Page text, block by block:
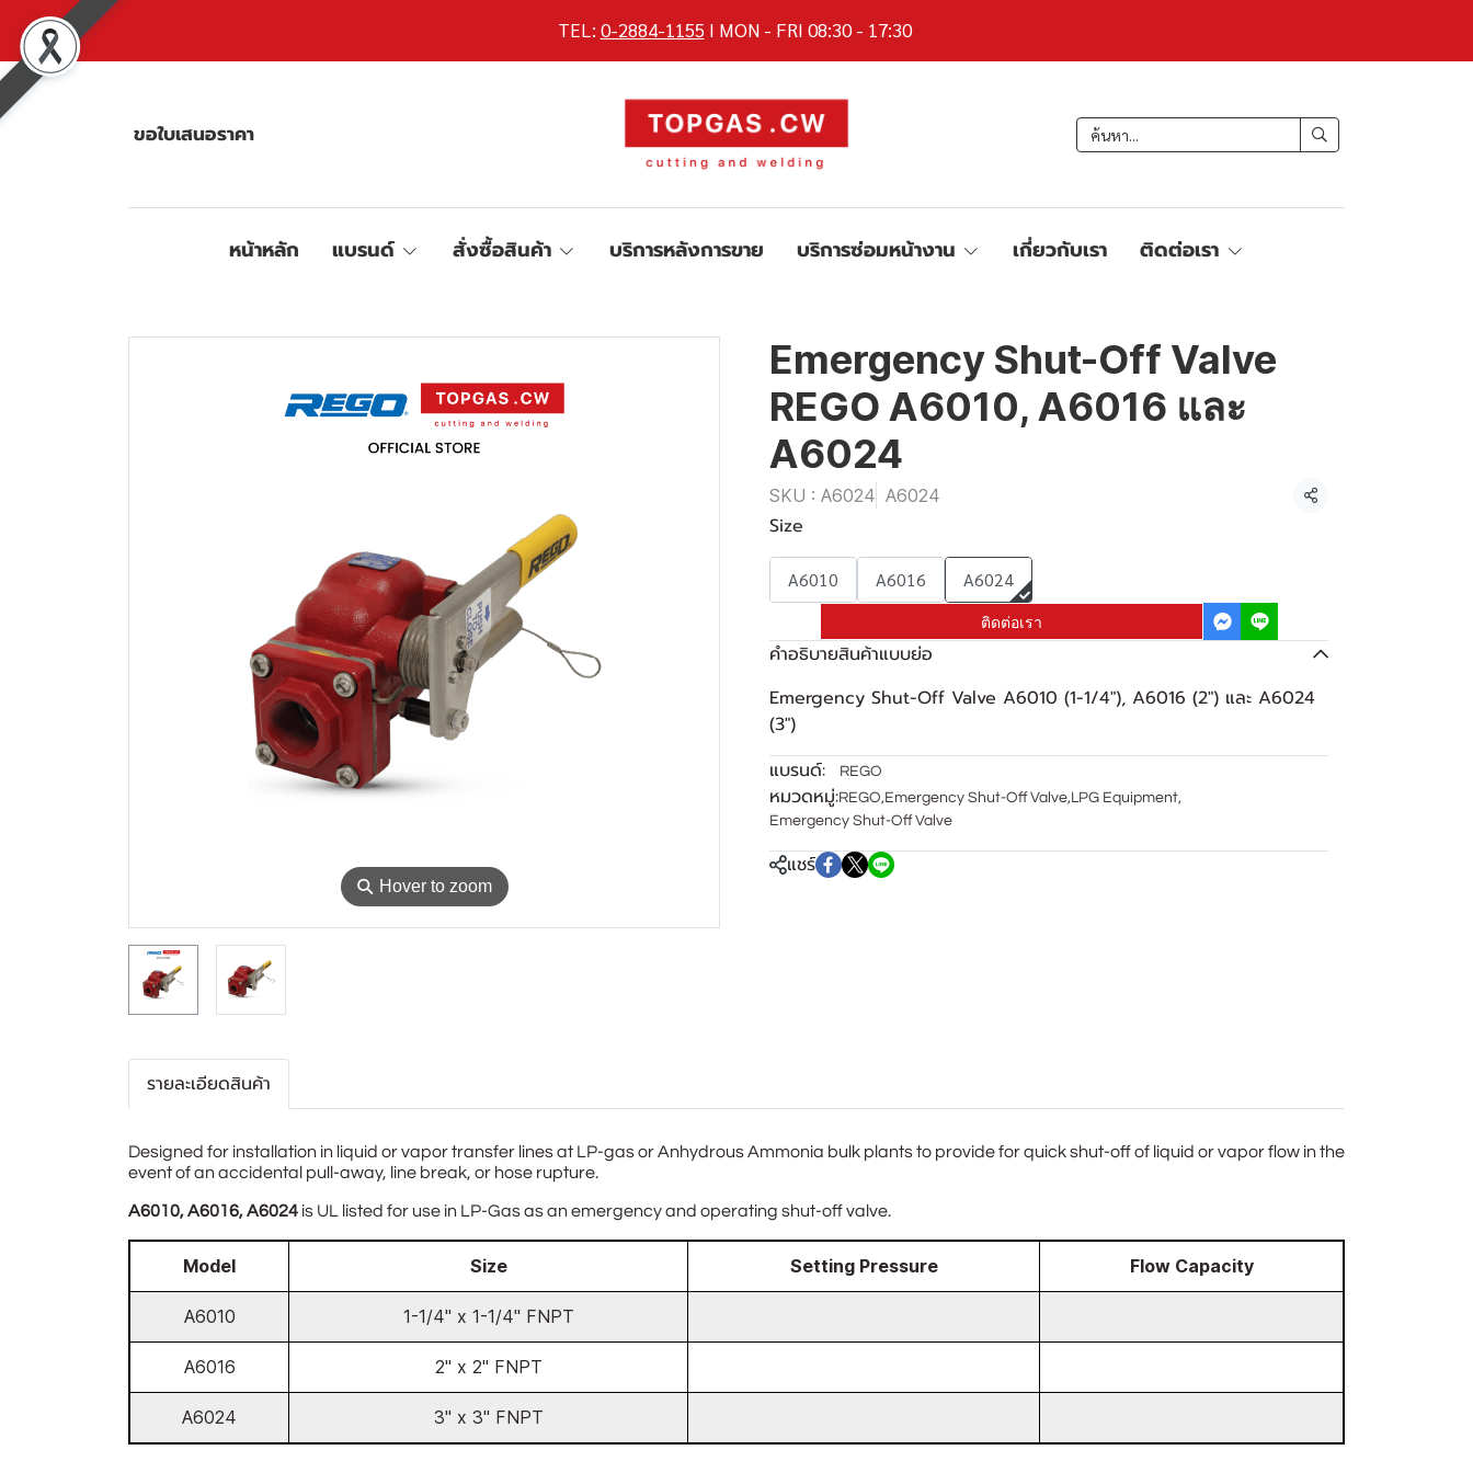
TEL: 0-2884-1155I MON - FRI 08:30 - 17:30
ขอใบเสนอราคา
หน้าหลัก แบรนด์ สั่งซื้อสินค้า บริการหลังการขาย บริการซ่อมหน้างาน เกี่ยวกับเรา ติดต่อเรา
⚲ Hover to zoom
Emergency Shut-Off Valve
REGO A6010, A6016 และ
A6024
SKU : A6024 A6024 แชร์
Size
A6010 A6016 A6024
ติดต่อเรา
คำอธิบายสินค้าแบบย่อ
Emergency Shut-Off Valve A6010 (1-1/4"), A6016 (2") และ A6024
(3")
แบรนด์:
REGO
หมวดหมู่:REGO, Emergency Shut-Off Valve, LPG Equipment,
Emergency Shut-Off Valve
แชร์
รายละเอียดสินค้า
Designed for installation in liquid or vapor transfer lines at LP-gas or Anhydrous Ammonia bulk plants to provide for quick shut-off of liquid or vapor flow in the
event of an accidental pull-away, line break, or hose rupture.
A6010, A6016, A6024 is UL listed for use in LP-Gas as an emergency and operating shut-off valve.
Model Size Setting Pressure Flow Capacity
A6010 1-1/4" x 1-1/4" FNPT
A6016 2" x 2" FNPT
A6024 3" x 3" FNPT